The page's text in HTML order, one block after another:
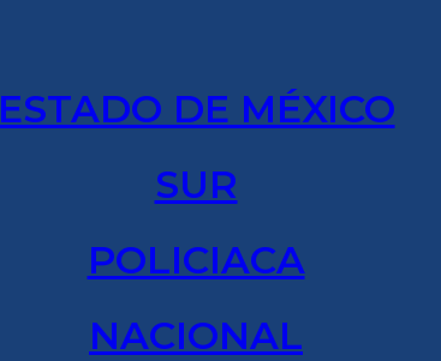
ESTADO DE MÉXICO
SUR
POLICIACA
NACIONAL